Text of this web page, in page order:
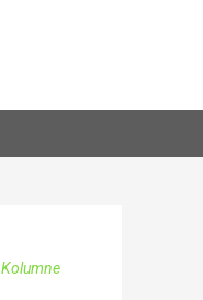
Kolumne